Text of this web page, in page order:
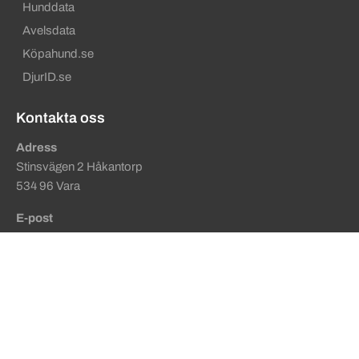
Hunddata
Avelsdata
Köpahund.se
DjurID.se
Kontakta oss
Adress
Stinsvägen 2 Håkantorp
534 96 Vara
E-post